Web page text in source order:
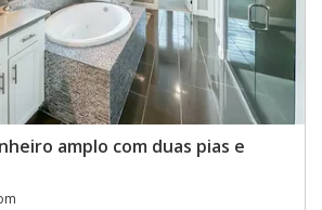
amplo com duas pias e